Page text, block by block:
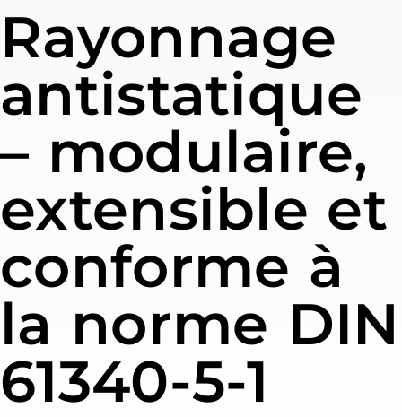
Rayonnage
antistatique
– modulaire,
extensible et
conforme à
la norme DIN
61340-5-1